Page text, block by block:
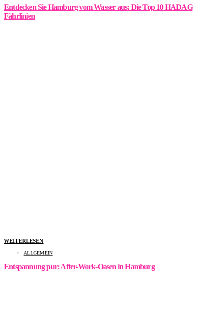
Entdecken Sie Hamburg vom Wasser aus: Die Top 10 HADAG
Fährlinien
WEITERLESEN
ALLGEMEIN
Entspannung pur: After-Work-Oasen in Hamburg